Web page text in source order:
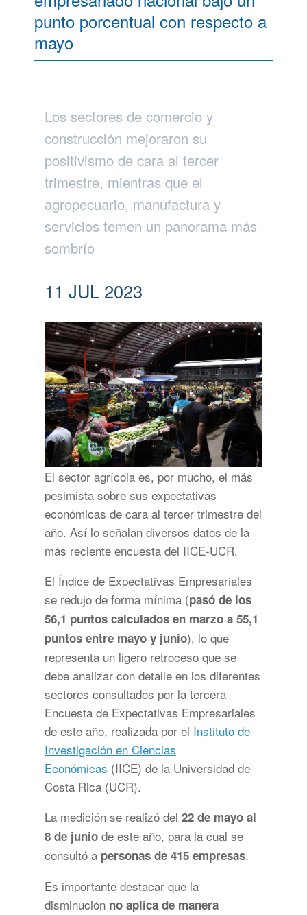
punto porcentual con respecto a
mayo
Los sectores de comercio y
construcción mejoraron su
positivismo de cara al tercer
trimestre, mientras que el
agropecuario, manufactura y
servicios temen un panorama más
sombrío
11 JUL 2023
El sector agrícola es, por mucho, el más
pesimista sobre sus expectativas
económicas de cara al tercer trimestre del
año. Así lo señalan diversos datos de la
más reciente encuesta del IICE-UCR.
El Índice de Expectativas Empresariales
se redujo de forma mínima (pasó de los
56,1 puntos calculados en marzo a 55,1
puntos entre mayo y junio), lo que
representa un ligero retroceso que se
debe analizar con detalle en los diferentes
sectores consultados por la tercera
Encuesta de Expectativas Empresariales
de este año, realizada por el Instituto de
Investigación en Ciencias
Económicas (IICE) de la Universidad de
Costa Rica (UCR).
La medición se realizó del 22 de mayo al
8 de junio de este año, para la cual se
consultó a personas de 415 empresas.
Es importante destacar que la
disminución no aplica de manera